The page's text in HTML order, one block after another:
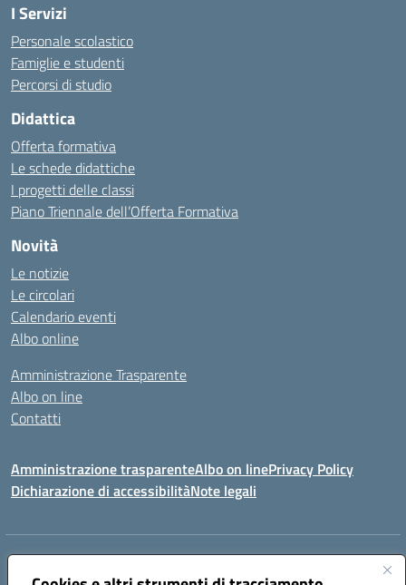
I Servizi
Personale scolastico
Famiglie e studenti
Percorsi di studio
Didattica
Offerta formativa
Le schede didattiche
I progetti delle classi
Piano Triennale dell’Offerta Formativa
Novità
Le notizie
Le circolari
Calendario eventi
Albo online
Amministrazione Trasparente
Albo on line
Contatti
Amministrazione trasparenteAlbo on linePrivacy Policy
Dichiarazione di accessibilitàNote legali
Indirizzo:
Centralino:078170786 Email:caic875002@istruzione.it